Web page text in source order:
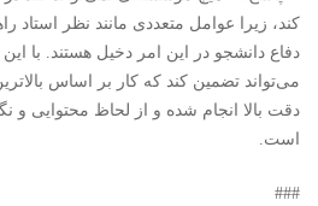
کند، زیرا عوامل متعددی مانند نظر استاد
دفاع دانشجو در این امر دخیل هستند. با
می‌تواند تضمین کند که کار بر اساس
دقت بالا انجام شده و از لحاظ محتوایی و
است.
###